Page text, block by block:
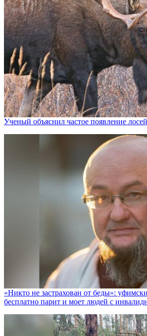
Ученый объяснил частое появление
«Никто не заcтрахован от беды»:
бесплатно парит и моет людей с